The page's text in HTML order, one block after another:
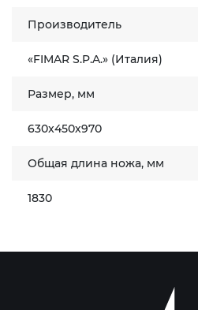
Производитель
«FIMAR S.P.A.» (Италия)
Размер, мм
630x450х970
Общая длина ножа, мм
1830